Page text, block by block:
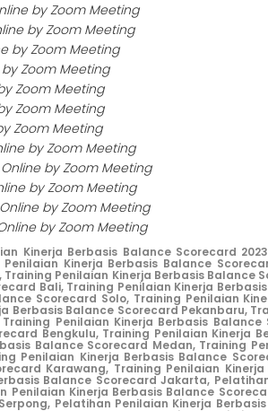
by Zoom Meeting
by Zoom Meeting
by Zoom Meeting
Zoom Meeting
Zoom Meeting
Zoom Meeting
Zoom Meeting
by Zoom Meeting
Online by Zoom Meeting
by Zoom Meeting
Online by Zoom Meeting
by Zoom Meeting
Kinerja Berbasis Balance Scorecard
Penilaian Kinerja Berbasis Balance
Training Penilaian Kinerja Berbasis Balance
Bali, Training Penilaian Kinerja
Scorecard Solo, Training Penilaian
Berbasis Balance Scorecard Pekanbaru,
Training Penilaian Kinerja Berbasis Balance
Bengkulu, Training Penilaian Kinerja
Balance Scorecard Medan, Training
Penilaian Kinerja Berbasis Balance
Karawang, Training Penilaian
Balance Scorecard Jakarta,
Penilaian Kinerja Berbasis Balance
Pelatihan Penilaian Kinerja